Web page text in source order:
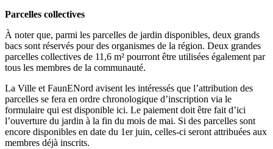
Parcelles collectives
À noter que, parmi les parcelles de jardin disponibles, deux grands
bacs sont réservés pour des organismes de la région. Deux grandes
parcelles collectives de 11,6 m² pourront être utilisées également par
tous les membres de la communauté.
La Ville et FaunENord avisent les intéressés que l’attribution des
parcelles se fera en ordre chronologique d’inscription via le
formulaire qui est disponible ici. Le paiement doit être fait d’ici
l’ouverture du jardin à la fin du mois de mai. Si des parcelles sont
encore disponibles en date du 1er juin, celles-ci seront attribuées aux
membres déjà inscrits.